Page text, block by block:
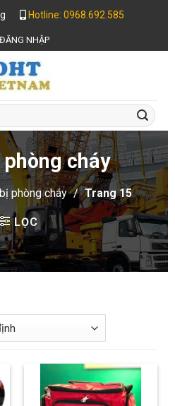
Hotline: 0968.692.585
ĐĂNG NHẬP
cháy
phòng cháy / Trang 15
LỌC